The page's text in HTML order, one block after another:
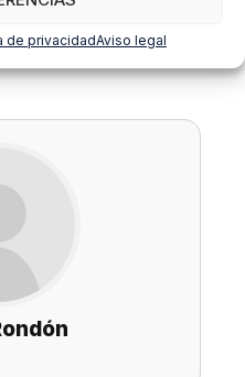
de privacidadAviso legal
avanzada en